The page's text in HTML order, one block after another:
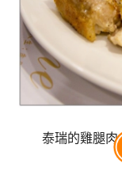
泰瑞的雞腿肉